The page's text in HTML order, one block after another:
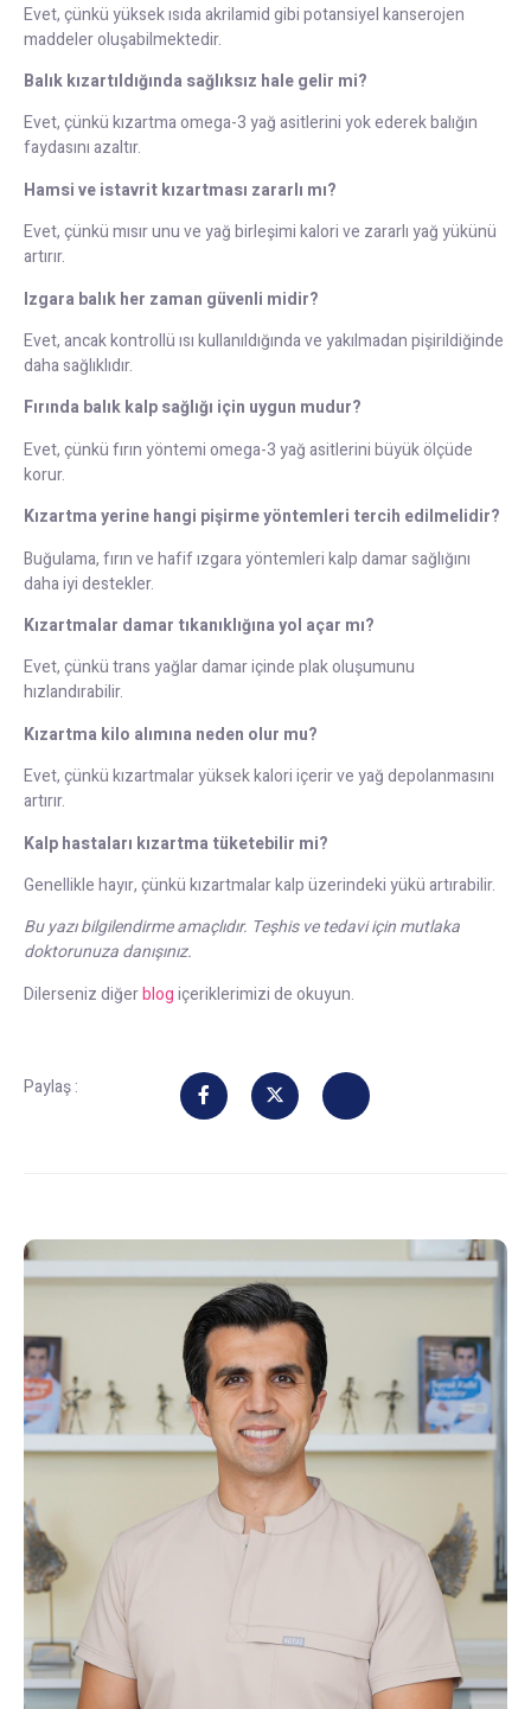
Evet, çünkü yüksek ısıda akrilamid gibi potansiyel kanserojen
maddeler oluşabilmektedir.
Balık kızartıldığında sağlıksız hale gelir mi?
Evet, çünkü kızartma omega-3 yağ asitlerini yok ederek balığın
faydasını azaltır.
Hamsi ve istavrit kızartması zararlı mı?
Evet, çünkü mısır unu ve yağ birleşimi kalori ve zararlı yağ yükünü
artırır.
Izgara balık her zaman güvenli midir?
Evet, ancak kontrollü ısı kullanıldığında ve yakılmadan pişirildiğinde
daha sağlıklıdır.
Fırında balık kalp sağlığı için uygun mudur?
Evet, çünkü fırın yöntemi omega-3 yağ asitlerini büyük ölçüde
korur.
Kızartma yerine hangi pişirme yöntemleri tercih edilmelidir?
Buğulama, fırın ve hafif ızgara yöntemleri kalp damar sağlığını
daha iyi destekler.
Kızartmalar damar tıkanıklığına yol açar mı?
Evet, çünkü trans yağlar damar içinde plak oluşumunu
hızlandırabilir.
Kızartma kilo alımına neden olur mu?
Evet, çünkü kızartmalar yüksek kalori içerir ve yağ depolanmasını
artırır.
Kalp hastaları kızartma tüketebilir mi?
Genellikle hayır, çünkü kızartmalar kalp üzerindeki yükü artırabilir.
Bu yazı bilgilendirme amaçlıdır. Teşhis ve tedavi için mutlaka
doktorunuza danışınız.
Dilerseniz diğerblogiçeriklerimizi de okuyun.
Paylaş :